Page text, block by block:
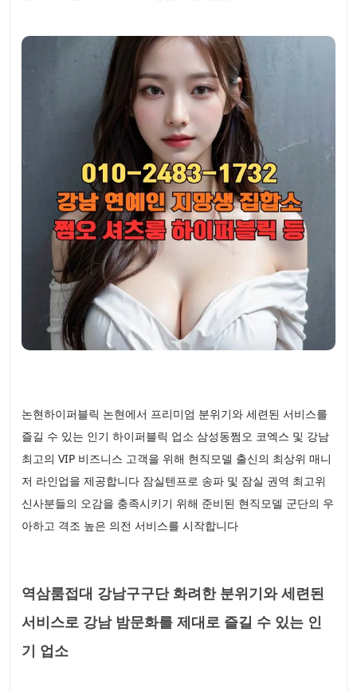
논현하이퍼블릭 논현에서 프리미엄 분위기와 세련된 서비스를
즐길 수 있는 인기 하이퍼블릭 업소 삼성동쩜오 코엑스 및 강남
최고의 VIP 비즈니스 고객을 위해 현직모델 출신의 최상위 매니
저 라인업을 제공합니다 잠실텐프로 송파 및 잠실 권역 최고위
신사분들의 오감을 충족시키기 위해 준비된 현직모델 군단의 우
아하고 격조 높은 의전 서비스를 시작합니다
역삼룸접대 강남구구단 화려한 분위기와 세련된
서비스로 강남 밤문화를 제대로 즐길 수 있는 인
기 업소